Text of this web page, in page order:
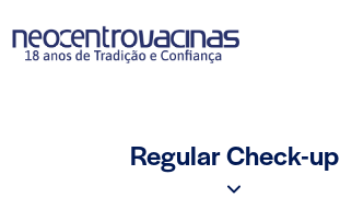
Regular Check-up